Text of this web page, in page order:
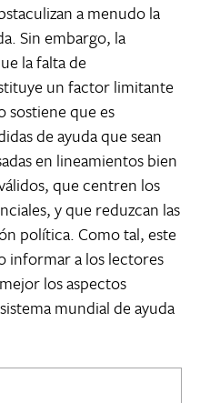
a menudo la
Sin embargo, la
la falta de
un factor limitante
sostiene que es
de ayuda que sean
en lineamientos bien
que centren los
y que reduzcan las
política. Como tal, este
a los lectores
los aspectos
mundial de ayuda